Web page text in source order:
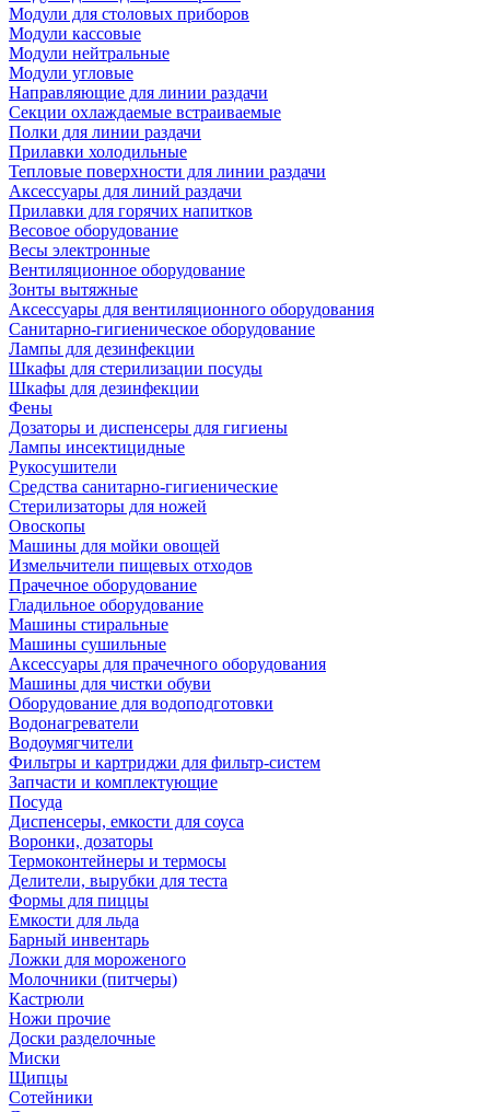
Модули для столовых приборов
Модули кассовые
Модули нейтральные
Модули угловые
Направляющие для линии раздачи
Секции охлаждаемые встраиваемые
Полки для линии раздачи
Прилавки холодильные
Тепловые поверхности для линии раздачи
Аксессуары для линий раздачи
Прилавки для горячих напитков
Весовое оборудование
Весы электронные
Вентиляционное оборудование
Зонты вытяжные
Аксессуары для вентиляционного оборудования
Санитарно-гигиеническое оборудование
Лампы для дезинфекции
Шкафы для стерилизации посуды
Шкафы для дезинфекции
Фены
Дозаторы и диспенсеры для гигиены
Лампы инсектицидные
Рукосушители
Средства санитарно-гигиенические
Стерилизаторы для ножей
Овоскопы
Машины для мойки овощей
Измельчители пищевых отходов
Прачечное оборудование
Гладильное оборудование
Машины стиральные
Машины сушильные
Аксессуары для прачечного оборудования
Машины для чистки обуви
Оборудование для водоподготовки
Водонагреватели
Водоумягчители
Фильтры и картриджи для фильтр-систем
Запчасти и комплектующие
Посуда
Диспенсеры, емкости для соуса
Воронки, дозаторы
Термоконтейнеры и термосы
Делители, вырубки для теста
Формы для пиццы
Емкости для льда
Барный инвентарь
Ложки для мороженого
Молочники (питчеры)
Кастрюли
Ножи прочие
Доски разделочные
Миски
Щипцы
Сотейники